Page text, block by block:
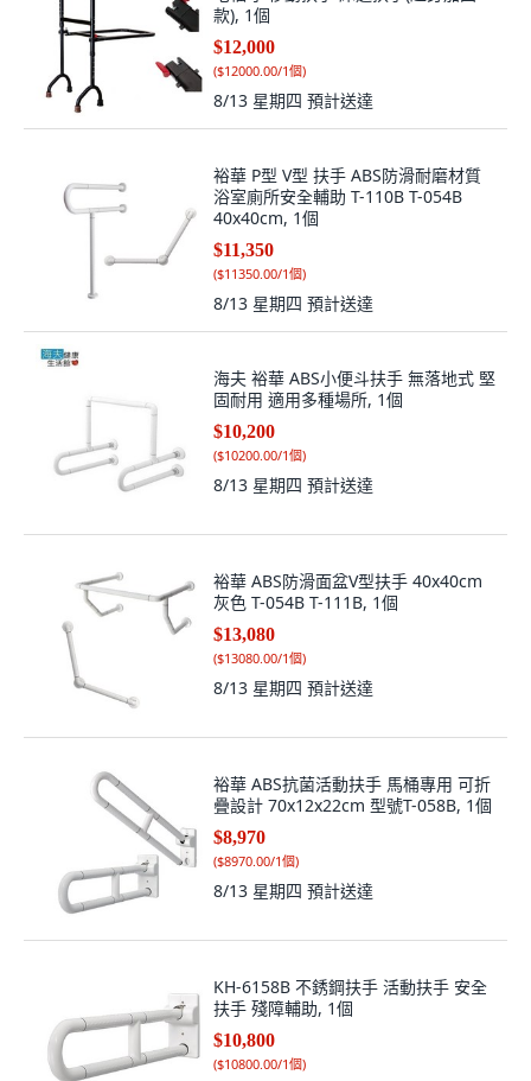
款), 1個
$12,000
($12000.00/1個)
8/13 星期四 預計送達
裕華 P型 V型 扶手 ABS防滑耐磨材質
浴室廁所安全輔助 T-110B T-054B
40x40cm, 1個
$11,350
($11350.00/1個)
8/13 星期四 預計送達
海夫 裕華 ABS小便斗扶手 無落地式 堅
固耐用 適用多種場所, 1個
$10,200
($10200.00/1個)
8/13 星期四 預計送達
裕華 ABS防滑面盆V型扶手 40x40cm
灰色 T-054B T-111B, 1個
$13,080
($13080.00/1個)
8/13 星期四 預計送達
裕華 ABS抗菌活動扶手 馬桶專用 可折
疊設計 70x12x22cm 型號T-058B, 1個
$8,970
($8970.00/1個)
8/13 星期四 預計送達
KH-6158B 不銹鋼扶手 活動扶手 安全
扶手 殘障輔助, 1個
$10,800
($10800.00/1個)